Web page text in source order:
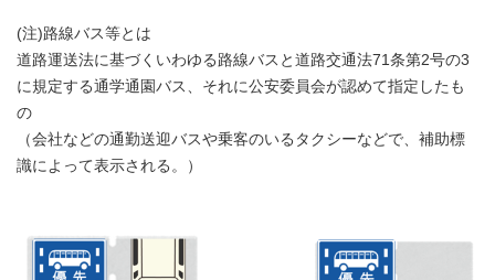
(注)路線バス等とは
道路運送法に基づくいわゆる路線バスと道路交通法71条第2号の3
に規定する通学通園バス、それに公安委員会が認めて指定したも
の
（会社などの通勤送迎バスや乗客のいるタクシーなどで、補助標
識によって表示される。）